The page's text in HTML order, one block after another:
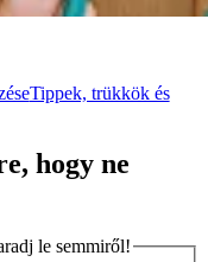
Tippek, trükkök és
hogy ne
le semmiről!